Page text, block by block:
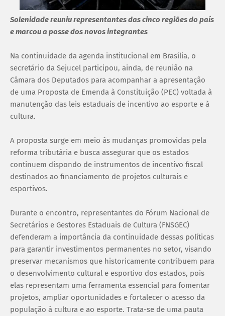
Solenidade reuniu representantes das cinco regiões do país
e marcou a posse dos novos integrantes
Na continuidade da agenda institucional em Brasília, o
secretário da Sejucel participou, ainda, de reunião na
Câmara dos Deputados para acompanhar a apresentação
de uma Proposta de Emenda à Constituição (PEC) voltada à
manutenção das leis estaduais de incentivo ao esporte e à
cultura.
A proposta surge em meio às mudanças promovidas pela
reforma tributária e busca assegurar que os estados
continuem dispondo de instrumentos de incentivo fiscal
destinados ao financiamento de projetos culturais e
esportivos.
Durante o encontro, representantes do Fórum Nacional de
Secretários e Gestores Estaduais de Cultura (FNSGEC)
defenderam a importância da continuidade dessas políticas
para garantir investimentos permanentes no setor, visando
preservar mecanismos que historicamente contribuem para
o desenvolvimento cultural e esportivo dos estados, pois
elas representam uma ferramenta essencial para fomentar
projetos, ampliar oportunidades e fortalecer o acesso da
população à cultura e ao esporte. Trata-se de uma pauta